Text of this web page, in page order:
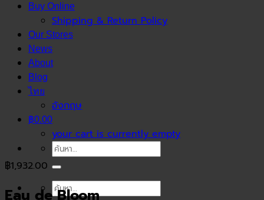
Buy Online
Shipping & Return Policy
Our Stores
News
About
Blog
ไทย
อังกฤษ
฿0.00
your cart is currently empty
ค้นหา:
ค้นหา:
฿1,932.00
Eau de Bloom